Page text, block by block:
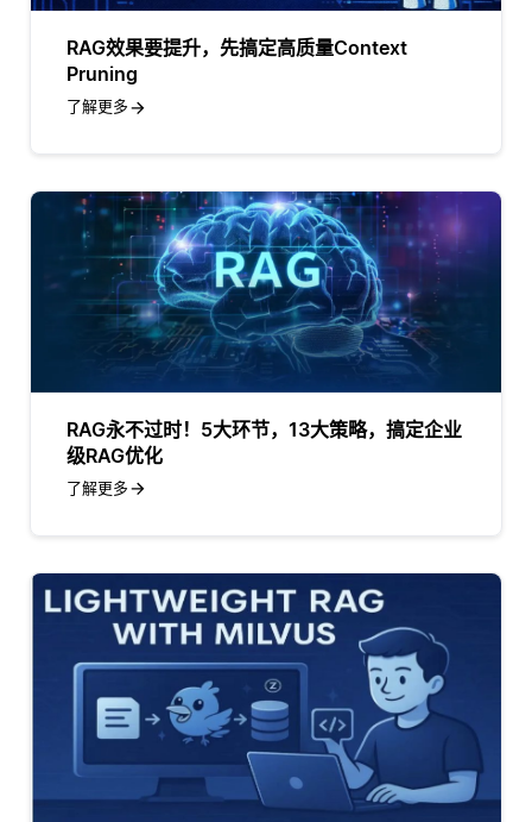
RAG效果要提升，先搞定高质量Context
Pruning
了解更多
RAG永不过时！5大环节，13大策略，搞定企业
级RAG优化
了解更多